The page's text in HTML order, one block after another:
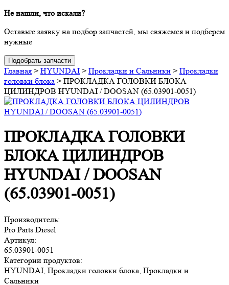
Не нашли, что искали?
Оставьте заявку на подбор запчастей, мы свяжемся и подберем
нужные
Подобрать запчасти
Главная > HYUNDAI > Прокладки и Сальники > Прокладки
головки блока > ПРОКЛАДКА ГОЛОВКИ БЛОКА
ЦИЛИНДРОВ HYUNDAI / DOOSAN (65.03901-0051)
ПРОКЛАДКА ГОЛОВКИ
БЛОКА ЦИЛИНДРОВ
HYUNDAI / DOOSAN
(65.03901-0051)
Производитель:
Pro Parts Diesel
Артикул:
65.03901-0051
Категории продуктов:
HYUNDAI, Прокладки головки блока, Прокладки и
Сальники